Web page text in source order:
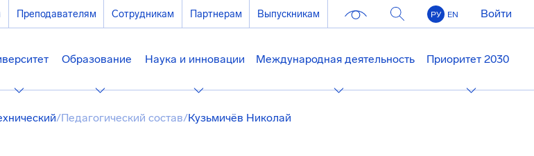
Преподавателям Сотрудникам Партнерам Выпускникам РУ EN Войти
Образование Наука и инновации Международная деятельность Приоритет 2030
/Педагогический состав/Кузьмичёв Николай